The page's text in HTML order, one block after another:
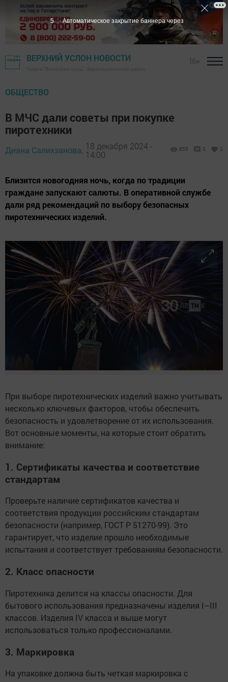
ВЕРХНИЙ УСЛОН НОВОСТИ
ОБЩЕСТВО
В МЧС дали советы при покупке
пиротехники
Диана Салихзанова, 18 декабря 2024 -
14:00
855 0 0
Близится новогодняя ночь, когда по традиции
граждане запускают салюты. В оперативной службе
дали ряд рекомендаций по выбору безопасных
пиротехнических изделий.
При выборе пиротехнических изделий важно учитывать
несколько ключевых факторов, чтобы обеспечить
безопасность и удовлетворение от их использования.
Вот основные моменты, на которые стоит обратить
внимание:
1. Сертификаты качества и соответствие
стандартам
Проверьте наличие сертификатов качества и
соответствия продукции российским стандартам
безопасности (например, ГОСТ Р 51270-99). Это
гарантирует, что изделие прошло необходимые
испытания и соответствует требованиям безопасности.
2. Класс опасности
Пиротехника делится на классы опасности. Для
бытового использования предназначены изделия I–III
классов. Изделия IV класса и выше могут
использоваться только профессионалами.
3. Маркировка
На упаковке должна быть четкая маркировка с
4 Автоматическое закрытие баннера через